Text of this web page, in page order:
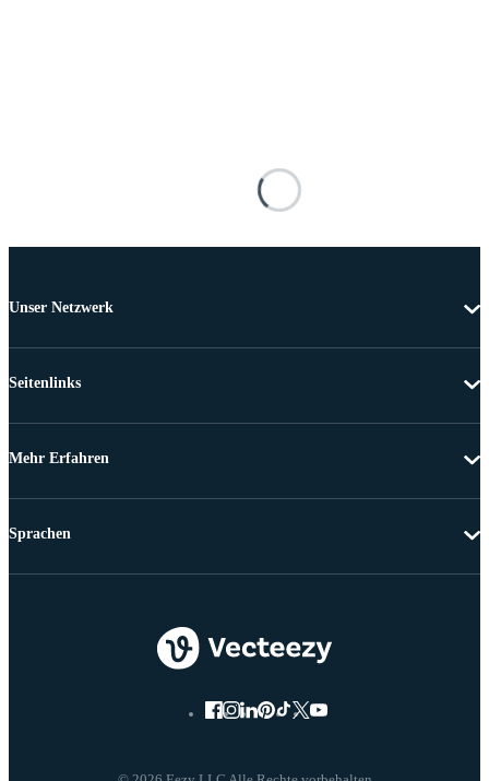
Unser Netzwerk
Seitenlinks
Mehr Erfahren
Sprachen